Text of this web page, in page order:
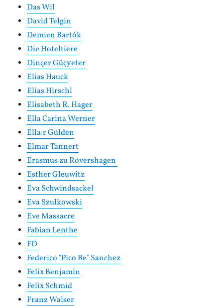
Das Wil
David Telgin
Demien Bartók
Die Hoteltiere
Dinçer Güçyeter
Elias Hauck
Elias Hirschl
Elisabeth R. Hager
Ella Carina Werner
Ella:r Gülden
Elmar Tannert
Erasmus zu Rövershagen
Esther Gleuwitz
Eva Schwindsackel
Eva Szulkowski
Eve Massacre
Fabian Lenthe
FD
Federico "Pico Be" Sanchez
Felix Benjamin
Felix Schmid
Franz Walser